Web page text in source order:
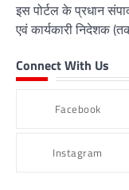
इस पोर्टल के प्रधान
एवं कार्यकारी निदेशक
Connect With Us
Facebook
Instagram